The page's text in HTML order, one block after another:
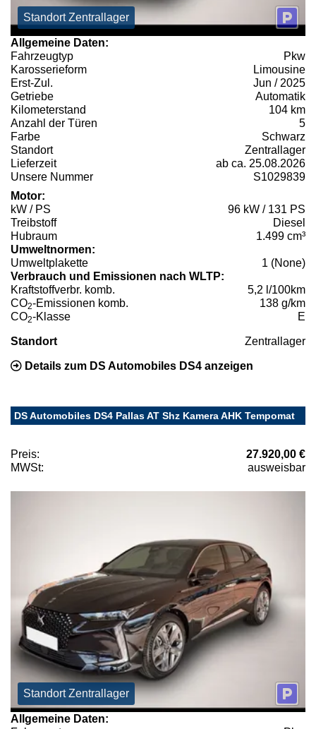
Standort Zentrallager
Allgemeine Daten:
Fahrzeugtyp
Pkw
Karosserieform
Limousine
Erst-Zul.
Jun / 2025
Getriebe
Automatik
Kilometerstand
104 km
Anzahl der Türen
5
Farbe
Schwarz
Standort
Zentrallager
Lieferzeit
ab ca. 25.08.2026
Unsere Nummer
S1029839
Motor:
kW / PS
96 kW / 131 PS
Treibstoff
Diesel
Hubraum
1.499 cm³
Umweltnormen:
Umweltplakette
1 (None)
Verbrauch und Emissionen nach WLTP:
Kraftstoffverbr. komb.
5,2 l/100km
CO2-Emissionen komb.
138 g/km
CO2-Klasse E
Standort Zentrallager
Details zum DS Automobiles DS4 anzeigen
DS Automobiles DS4 Pallas AT Shz Kamera AHK Tempomat
Preis:
27.920,00 €
MWSt:
ausweisbar
Standort Zentrallager
Allgemeine Daten: